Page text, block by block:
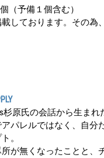
（予備１個含む）
しております。その為
杉原氏の会話から生ま
パレルではなく、自分
。
が無くなったことと、